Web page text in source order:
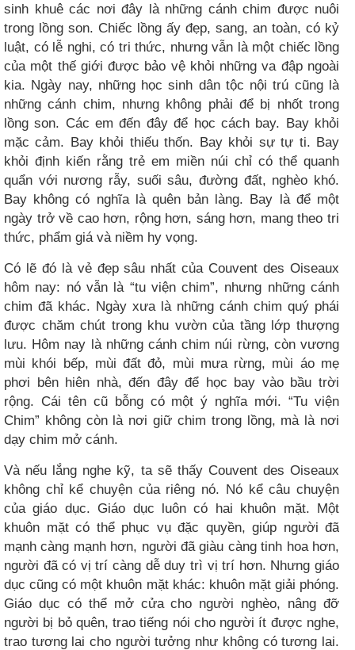
sinh khuê các nơi đây là những cánh chim được nuôi
trong lồng son. Chiếc lồng ấy đẹp, sang, an toàn, có kỷ
luật, có lễ nghi, có tri thức, nhưng vẫn là một chiếc lồng
của một thế giới được bảo vệ khỏi những va đập ngoài
kia. Ngày nay, những học sinh dân tộc nội trú cũng là
những cánh chim, nhưng không phải để bị nhốt trong
lồng son. Các em đến đây để học cách bay. Bay khỏi
mặc cảm. Bay khỏi thiếu thốn. Bay khỏi sự tự ti. Bay
khỏi định kiến rằng trẻ em miền núi chỉ có thể quanh
quẩn với nương rẫy, suối sâu, đường đất, nghèo khó.
Bay không có nghĩa là quên bản làng. Bay là để một
ngày trở về cao hơn, rộng hơn, sáng hơn, mang theo tri
thức, phẩm giá và niềm hy vọng.
Có lẽ đó là vẻ đẹp sâu nhất của Couvent des Oiseaux
hôm nay: nó vẫn là “tu viện chim”, nhưng những cánh
chim đã khác. Ngày xưa là những cánh chim quý phái
được chăm chút trong khu vườn của tầng lớp thượng
lưu. Hôm nay là những cánh chim núi rừng, còn vương
mùi khói bếp, mùi đất đỏ, mùi mưa rừng, mùi áo mẹ
phơi bên hiên nhà, đến đây để học bay vào bầu trời
rộng. Cái tên cũ bỗng có một ý nghĩa mới. “Tu viện
Chim” không còn là nơi giữ chim trong lồng, mà là nơi
dạy chim mở cánh.
Và nếu lắng nghe kỹ, ta sẽ thấy Couvent des Oiseaux
không chỉ kể chuyện của riêng nó. Nó kể câu chuyện
của giáo dục. Giáo dục luôn có hai khuôn mặt. Một
khuôn mặt có thể phục vụ đặc quyền, giúp người đã
mạnh càng mạnh hơn, người đã giàu càng tinh hoa hơn,
người đã có vị trí càng dễ duy trì vị trí hơn. Nhưng giáo
dục cũng có một khuôn mặt khác: khuôn mặt giải phóng.
Giáo dục có thể mở cửa cho người nghèo, nâng đỡ
người bị bỏ quên, trao tiếng nói cho người ít được nghe,
trao tương lai cho người tưởng như không có tương lai.